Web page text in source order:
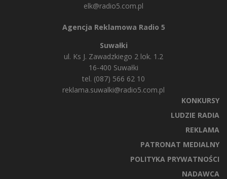
elk@radio5.com.pl
Agencja Reklamowa Radio 5
Suwałki
ul. Ks J. Zawadzkiego 2 lok. 1.2
16-400 Suwałki
tel. (087) 566 62 10
reklama.suwalki@radio5.com.pl
KONKURSY
LUDZIE RADIA
REKLAMA
PATRONAT MEDIALNY
POLITYKA PRYWATNOŚCI
NADAWCA